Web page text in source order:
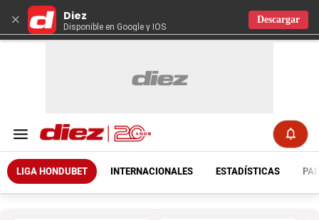
× Diez
Disponible en Google y IOS
Descargar
LIGA HONDUBET INTERNACIONALES ESTADÍSTICAS